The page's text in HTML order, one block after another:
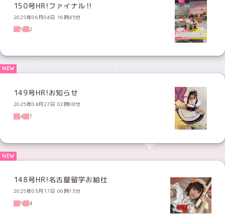
150号HR!ファイナル‼️
2025年06月04日 16時45分
5
2
149号HR!お知らせ
2025年04月27日 02時08分
4
7
148号HR!名古屋留学お給仕
2025年03月17日 06時13分
5
4